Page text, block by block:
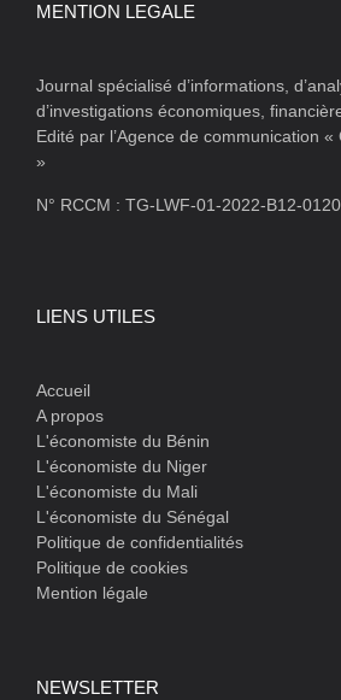
MENTION LEGALE
Journal spécialisé d’informations,
d’investigations économiques,
Edité par l’Agence de communication
»
N° RCCM : TG-LWF-01-2022-B12-
LIENS UTILES
Accueil
A propos
L'économiste du Bénin
L'économiste du Niger
L'économiste du Mali
L'économiste du Sénégal
Politique de confidentialités
Politique de cookies
Mention légale
NEWSLETTER